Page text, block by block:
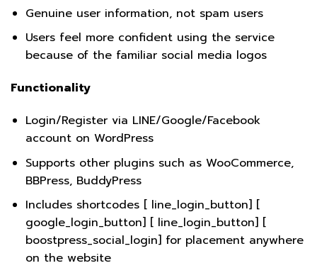
Genuine user information, not spam users
Users feel more confident using the service
because of the familiar social media logos
Functionality
Login/Register via LINE/Google/Facebook
account on WordPress
Supports other plugins such as WooCommerce,
BBPress, BuddyPress
Includes shortcodes [ line_login_button] [
google_login_button] [ line_login_button] [
boostpress_social_login] for placement anywhere
on the website